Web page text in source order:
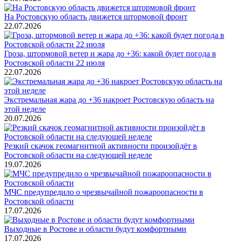
На Ростовскую область движется штормовой фронт
22.07.2026
Гроза, штормовой ветер и жара до +36: какой будет погода в
Ростовской области 22 июля
22.07.2026
Экстремальная жара до +36 накроет Ростовскую область на
этой неделе
20.07.2026
Резкий скачок геомагнитной активности произойдёт в
Ростовской области на следующей неделе
19.07.2026
МЧС предупредило о чрезвычайной пожароопасности в
Ростовской области
17.07.2026
Выходные в Ростове и области будут комфортными
17.07.2026